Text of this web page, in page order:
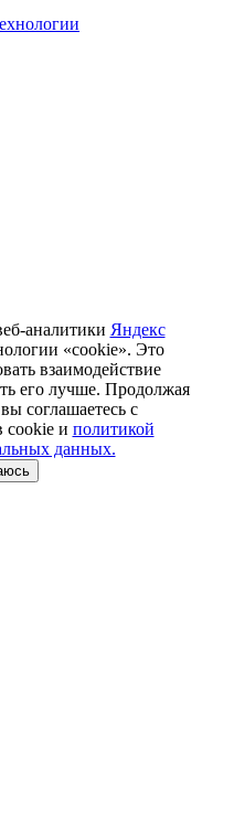
аналитики Яндекс
«cookie». Это
взаимодействие
его лучше. Продолжая
соглашаетесь с
cookie и политикой
данных.